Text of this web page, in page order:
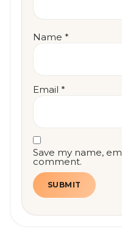
Name *
Email *
Save my name,
comment.